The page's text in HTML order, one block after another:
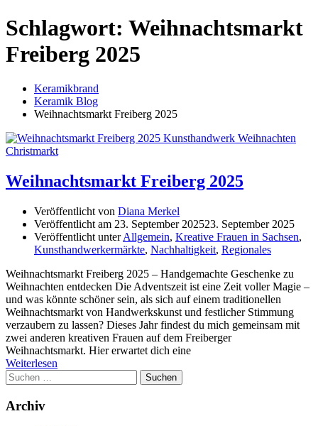
Schlagwort: Weihnachtsmarkt
Freiberg 2025
Keramikbrand
Keramik Blog
Weihnachtsmarkt Freiberg 2025
Weihnachtsmarkt Freiberg 2025
Veröffentlicht von Diana Merkel
Veröffentlicht am 23. September 202523. September 2025
Veröffentlicht unterAllgemein, Kreative Frauen in Sachsen,
Kunsthandwerkermärkte, Nachhaltigkeit, Regionales
Weihnachtsmarkt Freiberg 2025 – Handgemachte Geschenke zu
Weihnachten entdecken Die Adventszeit ist eine Zeit voller Magie –
und was könnte schöner sein, als sich auf einem traditionellen
Weihnachtsmarkt von Handwerkskunst und festlicher Stimmung
verzaubern zu lassen? Dieses Jahr findest du mich gemeinsam mit
zwei anderen kreativen Frauen auf dem Freiberger
Weihnachtsmarkt. Hier erwartet dich eine
Weiterlesen
Suchen
nach:
Archiv